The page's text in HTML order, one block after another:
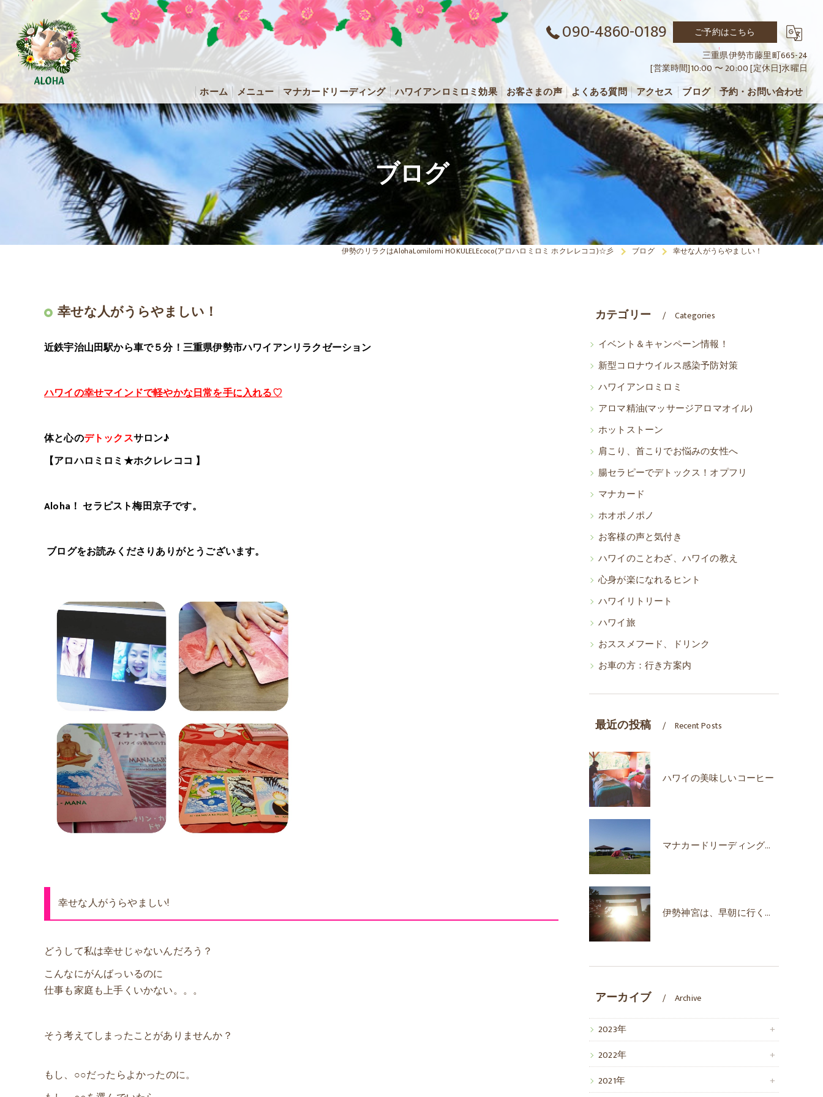
090-4860-0189
ご予約はこちら
三重県伊勢市藤里町665-24
[営業時間]10:00 〜 20:00 [定休日]水曜日
ホーム メニュー マナカードリーディング ハワイアンロミロミ効果 お客さまの声 よくある質問 アクセス ブログ 予約・お問い合わせ
ブログ
伊勢のリラクはAlohaLomilomi HOKULELEcoco(アロハロミロミ ホクレレココ)☆彡 ブログ 幸せな人がうらやましい！
幸せな人がうらやましい！
近鉄宇治山田駅から車で５分！三重県伊勢市ハワイアンリラクゼーション
ハワイの幸せマインドで軽やかな日常を手に入れる♡
体と心のデトックスサロン♪
【アロハロミロミ★ホクレレココ 】
Aloha！ セラピスト梅田京子です。
ブログをお読みくださりありがとうございます。
幸せな人がうらやましい!
どうして私は幸せじゃないんだろう？
こんなにがんばっいるのに
仕事も家庭も上手くいかない。。。
そう考えてしまったことがありませんか？
もし、○○だったらよかったのに。
カテゴリー Categories
イベント＆キャンペーン情報！
新型コロナウイルス感染予防対策
ハワイアンロミロミ
アロマ精油(マッサージアロマオイル)
ホットストーン
肩こり、首こりでお悩みの女性へ
腸セラピーでデトックス！オプフリ
マナカード
ホオポノポノ
お客様の声と気付き
ハワイのことわざ、ハワイの教え
心身が楽になれるヒント
ハワイリトリート
ハワイ旅
おススメフード、ドリンク
お車の方：行き方案内
最近の投稿 Recent Posts
ハワイの美味しいコーヒー
マナカードリーディングで自己肯定感が上がった！
伊勢神宮は、早朝に行くのがオススメな時期♪
アーカイブ Archive
2023年
2022年
2021年